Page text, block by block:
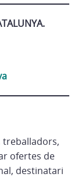
treballadors,
ofertes de
destinatari